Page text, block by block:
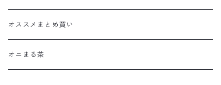
オススメまとめ買い
オニまる茶